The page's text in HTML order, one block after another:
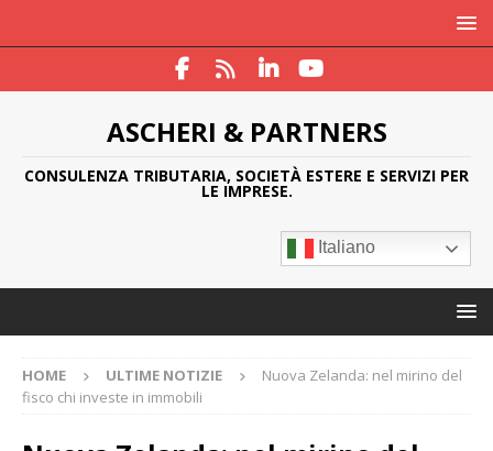
ASCHERI & PARTNERS
CONSULENZA TRIBUTARIA, SOCIETÀ ESTERE E SERVIZI PER
LE IMPRESE.
Italiano
HOME ULTIME NOTIZIE
Nuova Zelanda: nel mirino del
fisco chi investe in immobili